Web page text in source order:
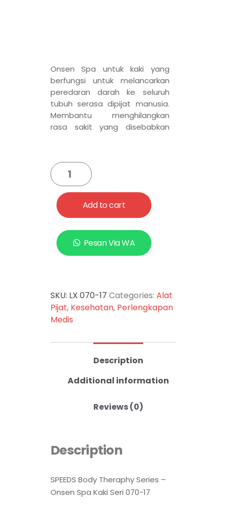
Onsen Spa untuk kaki yang
berfungsi untuk melancarkan
peredaran darah ke seluruh
tubuh serasa dipijat manusia.
Membantu menghilangkan
rasa sakit yang disebabkan
Add to cart
Pesan Via WA
SKU: LX 070-17 Categories: Alat
Pijat, Kesehatan, Perlengkapan
Medis
Description
Additional information
Reviews (0)
Description
SPEEDS Body Theraphy Series –
Onsen Spa Kaki Seri 070-17